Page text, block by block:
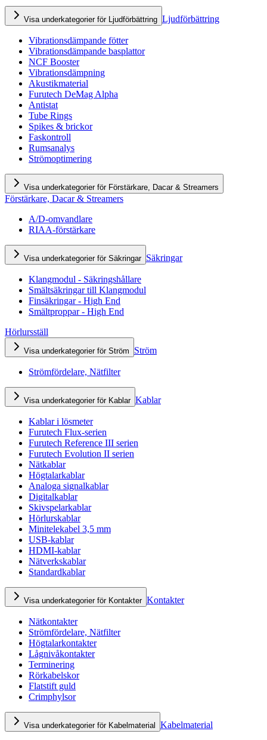
Visa underkategorier för Ljudförbättring Ljudförbättring
Vibrationsdämpande fötter
Vibrationsdämpande basplattor
NCF Booster
Vibrationsdämpning
Akustikmaterial
Furutech DeMag Alpha
Antistat
Tube Rings
Spikes & brickor
Faskontroll
Rumsanalys
Strömoptimering
Visa underkategorier för Förstärkare, Dacar & Streamers
Förstärkare, Dacar & Streamers
A/D-omvandlare
RIAA-förstärkare
Visa underkategorier för Säkringar Säkringar
Klangmodul - Säkringshållare
Smältsäkringar till Klangmodul
Finsäkringar - High End
Smältproppar - High End
Hörlursställ
Visa underkategorier för Ström Ström
Strömfördelare, Nätfilter
Visa underkategorier för Kablar Kablar
Kablar i lösmeter
Furutech Flux-serien
Furutech Reference III serien
Furutech Evolution II serien
Nätkablar
Högtalarkablar
Analoga signalkablar
Digitalkablar
Skivspelarkablar
Hörlurskablar
Minitelekabel 3,5 mm
USB-kablar
HDMI-kablar
Nätverkskablar
Standardkablar
Visa underkategorier för Kontakter Kontakter
Nätkontakter
Strömfördelare, Nätfilter
Högtalarkontakter
Lågnivåkontakter
Terminering
Rörkabelskor
Flatstift guld
Crimphylsor
Visa underkategorier för Kabelmaterial Kabelmaterial